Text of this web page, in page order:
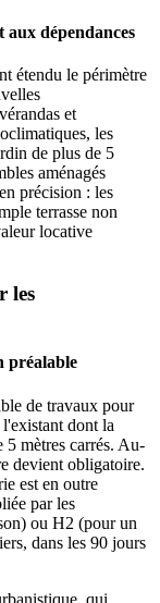
aux dépendances
étendu le périmètre
et
les
de plus de 5
aménagés
précision : les
terrasse non
locative
les
préalable
de travaux pour
dont la
5 mètres carrés. Au-
devient obligatoire.
est en outre
par les
ou H2 (pour un
dans les 90 jours
qui